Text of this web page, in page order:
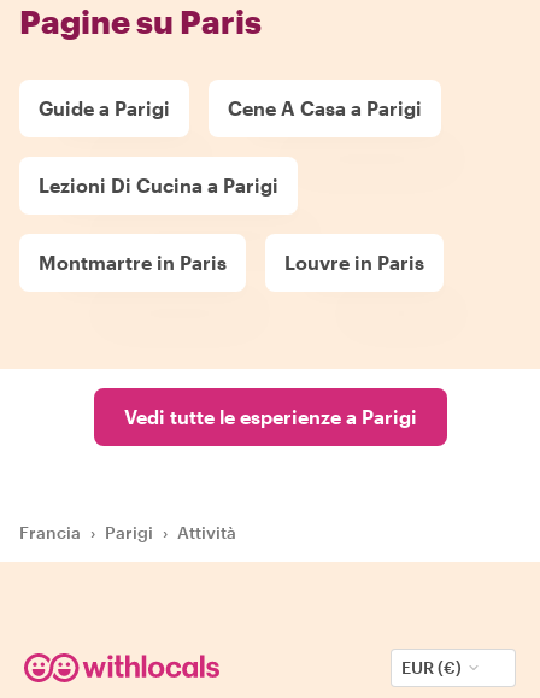
Pagine su Paris
Guide a Parigi Cene A Casa a Parigi
Lezioni Di Cucina a Parigi
Montmartre in Paris Louvre in Paris
Vedi tutte le esperienze a Parigi
Francia › Parigi › Attività
EUR (€)